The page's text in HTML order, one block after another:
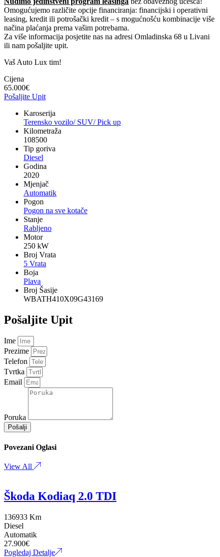
Omogućujemo različite opcije financiranja: financijski i operativni
leasing, kredit ili potrošački kredit – s mogućnošću kombinacije više
načina plaćanja prema vašim potrebama.
Za više informacija posjetite nas na adresi Omladinska 68 u Livani
ili nam pošaljite upit.
Vaš Auto Lux tim!
Cijena
65.000€
Pošaljite Upit
Karoserija
Terensko vozilo/ SUV/ Pick up
Kilometraža
108500
Tip goriva
Diesel
Godina
2020
Mjenjač
Automatik
Pogon
Pogon na sve kotače
Stanje
Rabljeno
Motor
250 kW
Broj Vrata
5 Vrata
Boja
Plava
Broj Šasije
WBATH410X09G43169
Pošaljite Upit
Ime
Prezime
Telefon
Tvrtka
Email
Poruka
Pošalji
Povezani Oglasi
View All
Škoda Kodiaq 2.0 TDI
136933 Km
Diesel
Automatik
27.900€
Pogledaj Detalje